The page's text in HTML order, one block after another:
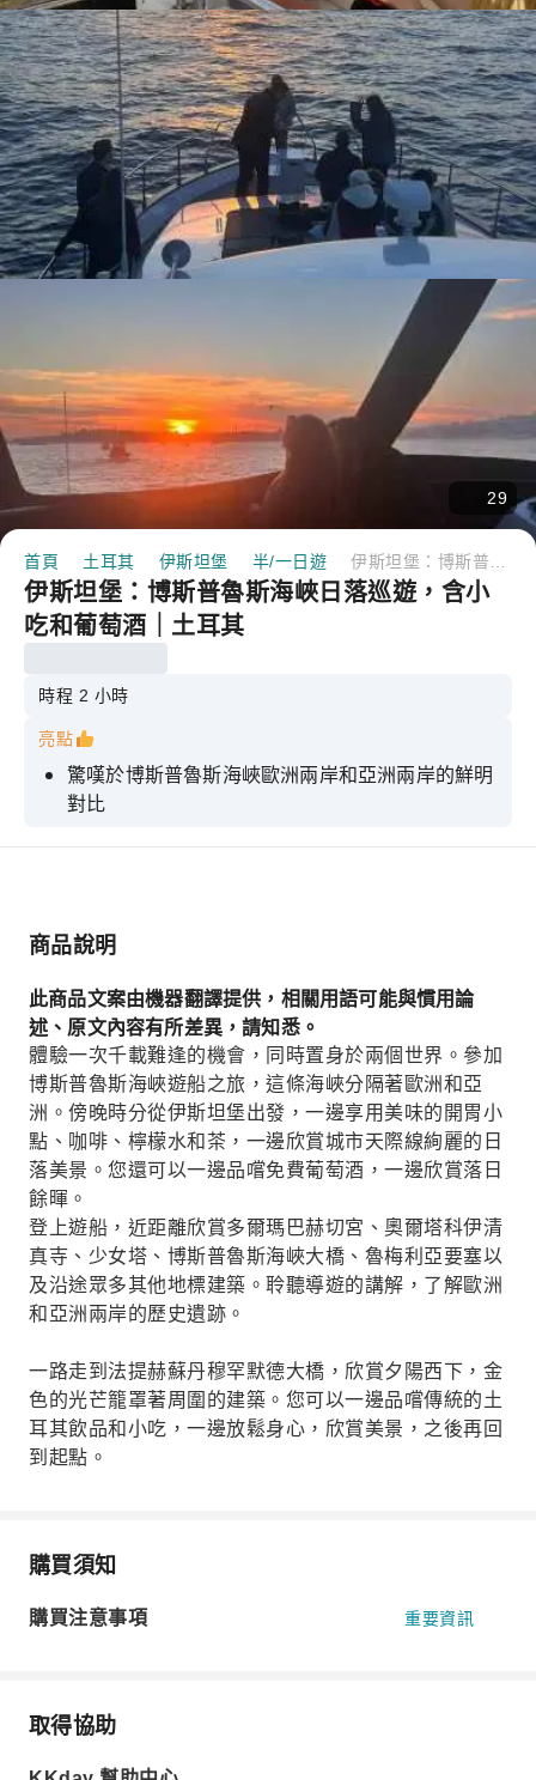
29
首頁 土耳其 伊斯坦堡 半/一日遊
伊斯坦堡：博斯普魯斯海峽日落巡遊，含小
吃和葡萄酒｜土耳其
時程 2 小時
亮點
驚嘆於博斯普魯斯海峽歐洲兩岸和亞洲兩岸的鮮明
對比
搭乘遊船，在日落時分沿著標誌性的海峽航行，享
欣賞伊斯坦堡天際線上的日落美景，感受它絢麗的
一邊品嚐免費葡萄酒，一邊欣賞日落美景。
商品說明
此商品文案由機器翻譯提供，相關用語可能與慣用論
述、原文內容有所差異，請知悉。
體驗一次千載難逢的機會，同時置身於兩個世界。參加
博斯普魯斯海峽遊船之旅，這條海峽分隔著歐洲和亞
洲。傍晚時分從伊斯坦堡出發，一邊享用美味的開胃小
點、咖啡、檸檬水和茶，一邊欣賞城市天際線絢麗的日
落美景。您還可以一邊品嚐免費葡萄酒，一邊欣賞落日
餘暉。
登上遊船，近距離欣賞多爾瑪巴赫切宮、奧爾塔科伊清
真寺、少女塔、博斯普魯斯海峽大橋、魯梅利亞要塞以
及沿途眾多其他地標建築。聆聽導遊的講解，了解歐洲
和亞洲兩岸的歷史遺跡。
一路走到法提赫蘇丹穆罕默德大橋，欣賞夕陽西下，金
色的光芒籠罩著周圍的建築。您可以一邊品嚐傳統的土
耳其飲品和小吃，一邊放鬆身心，欣賞美景，之後再回
到起點。
購買須知
購買注意事項 重要資訊
取得協助